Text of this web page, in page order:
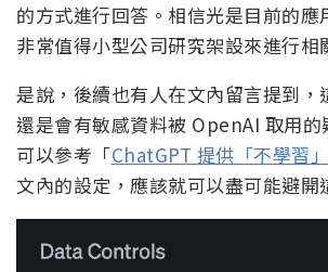
的方式進行回答。相信光是目前的應
非常值得小型公司研究架設來進行相
是說，後續也有人在文內留言提到，
還是會有敏感資料被 OpenAI 取用的
可以參考「ChatGPT 提供「不學習
文內的設定，應該就可以盡可能避開